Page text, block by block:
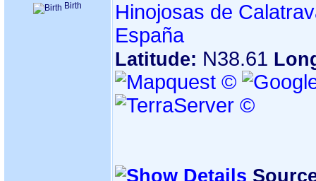
Birth
Hinojosas de
España
Latitude: N38.61